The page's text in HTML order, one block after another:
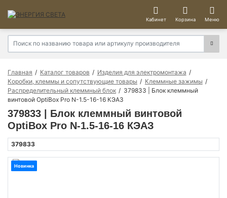
Кабинет Корзина Меню
Главная Каталог товаров
Изделия для электромонтажа
Коробки, клеммы и сопутствующие товары
Клеммные зажимы
Распределительный клеммный блок
379833 | Блок клеммный
винтовой OptiBox Pro N-1.5-16-16 КЭАЗ
379833 | Блок клеммный винтовой
OptiBox Pro N-1.5-16-16 КЭАЗ
379833
Новинка